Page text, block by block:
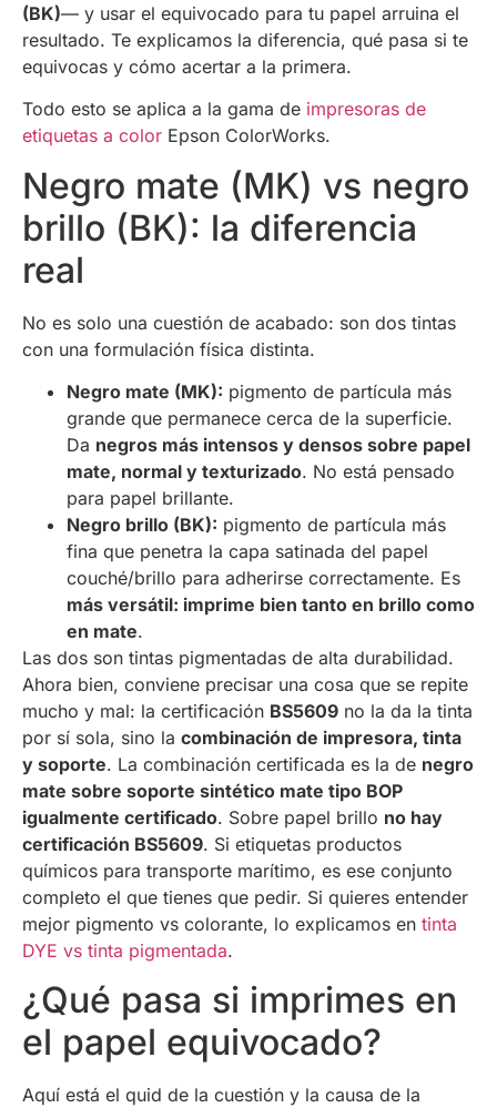
(BK)— y usar el equivocado para tu papel arruina el
resultado. Te explicamos la diferencia, qué pasa si te
equivocas y cómo acertar a la primera.
Todo esto se aplica a la gama de impresoras de
etiquetas a color Epson ColorWorks.
Negro mate (MK) vs negro
brillo (BK): la diferencia
real
No es solo una cuestión de acabado: son dos tintas
con una formulación física distinta.
Negro mate (MK): pigmento de partícula más
grande que permanece cerca de la superficie.
Da negros más intensos y densos sobre papel
mate, normal y texturizado. No está pensado
para papel brillante.
Negro brillo (BK): pigmento de partícula más
fina que penetra la capa satinada del papel
couché/brillo para adherirse correctamente. Es
más versátil: imprime bien tanto en brillo como
en mate.
Las dos son tintas pigmentadas de alta durabilidad.
Ahora bien, conviene precisar una cosa que se repite
mucho y mal: la certificación BS5609 no la da la tinta
por sí sola, sino la combinación de impresora, tinta
y soporte. La combinación certificada es la de negro
mate sobre soporte sintético mate tipo BOP
igualmente certificado. Sobre papel brillo no hay
certificación BS5609. Si etiquetas productos
químicos para transporte marítimo, es ese conjunto
completo el que tienes que pedir. Si quieres entender
mejor pigmento vs colorante, lo explicamos en tinta
DYE vs tinta pigmentada.
¿Qué pasa si imprimes en
el papel equivocado?
Aquí está el quid de la cuestión y la causa de la